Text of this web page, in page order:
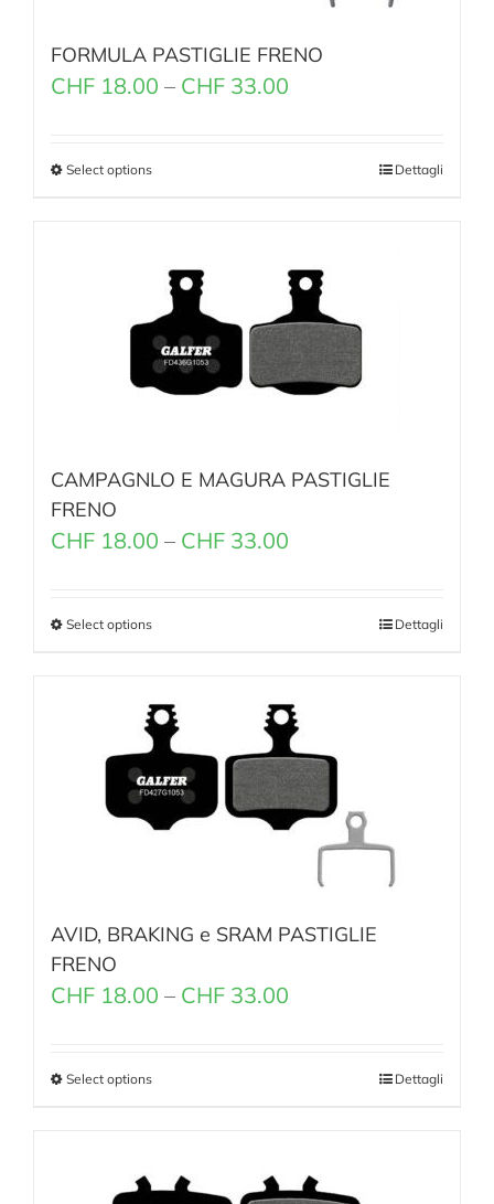
FORMULA PASTIGLIE FRENO
CHF 18.00 – CHF 33.00
Select options Dettagli
CAMPAGNLO E MAGURA PASTIGLIE
FRENO
CHF 18.00 – CHF 33.00
Select options Dettagli
AVID, BRAKING e SRAM PASTIGLIE
FRENO
CHF 18.00 – CHF 33.00
Select options Dettagli